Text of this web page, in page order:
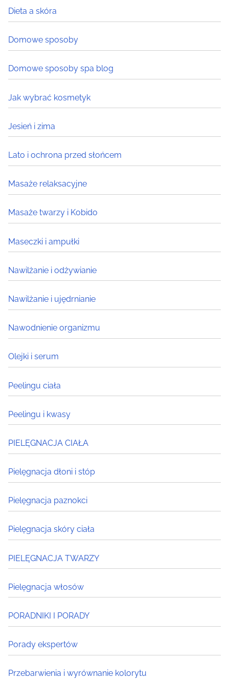
H
e
r
e
.
.
Dieta a skóra
Domowe sposoby
Domowe sposoby spa blog
Jak wybrać kosmetyk
Jesień i zima
Lato i ochrona przed słońcem
Masaże relaksacyjne
Masaże twarzy i Kobido
Maseczki i ampułki
Nawilżanie i odżywianie
Nawilżanie i ujędrnianie
Nawodnienie organizmu
Olejki i serum
Peelingu ciała
Peelingu i kwasy
PIELĘGNACJA CIAŁA
Pielęgnacja dłoni i stóp
Pielęgnacja paznokci
Pielęgnacja skóry ciała
PIELĘGNACJA TWARZY
Pielęgnacja włosów
PORADNIKI I PORADY
Porady ekspertów
Przebarwienia i wyrównanie kolorytu